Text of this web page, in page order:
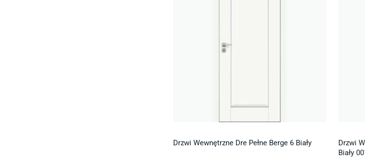
Drzwi Wewnętrzne Dre Pełne Berge 6 Biały
Drzwi
Biały